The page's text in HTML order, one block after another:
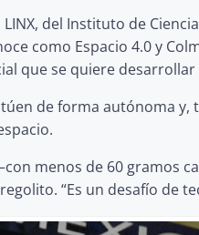
del Instituto de
como Espacio 4.0 y
que se quiere
de forma autónoma
menos de 60 gramos
“Es un desafío de